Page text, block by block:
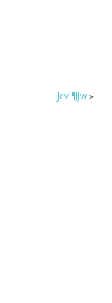
Jcv´¶Jw»